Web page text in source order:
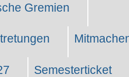
Gremien
Semesterticket